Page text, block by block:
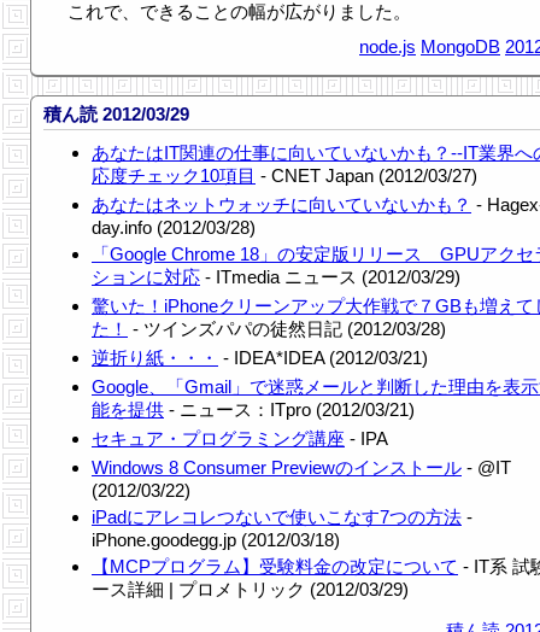
これで、できることの幅が広がりました。
node.js MongoDB
積ん読 2012/03/29
あなたはIT関連の仕事に向いていないかも？--IT業界へ
応度チェック10項目 - CNET Japan (2012/03/27)
あなたはネットウォッチに向いていないかも？ -
day.info (2012/03/28)
「Google Chrome 18」の安定版リリース GPUアクセ
ションに対応 - ITmedia ニュース (2012/03/29)
驚いた！iPhoneクリーンアップ大作戦で７GBも増えて
た！ - ツインズパパの徒然日記 (2012/03/28)
逆折り紙・・・ - IDEA*IDEA (2012/03/21)
Google、「Gmail」で迷惑メールと判断した理由を表
能を提供 - ニュース：ITpro (2012/03/21)
セキュア・プログラミング講座 - IPA
Windows 8 Consumer Previewのインストール - @IT
(2012/03/22)
iPadにアレコレつないで使いこなす7つの方法 -
iPhone.goodegg.jp (2012/03/18)
【MCPプログラム】受験料金の改定について - IT系 試
ース詳細 | プロメトリック (2012/03/29)